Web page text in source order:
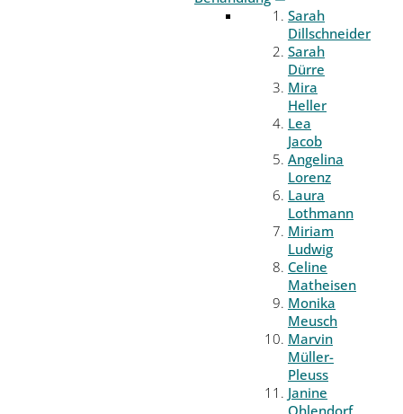
Sarah
Dillschneider
Sarah
Dürre
Mira
Heller
Lea
Jacob
Angelina
Lorenz
Laura
Lothmann
Miriam
Ludwig
Celine
Matheisen
Monika
Meusch
Marvin
Müller-
Pleuss
Janine
Ohlendorf